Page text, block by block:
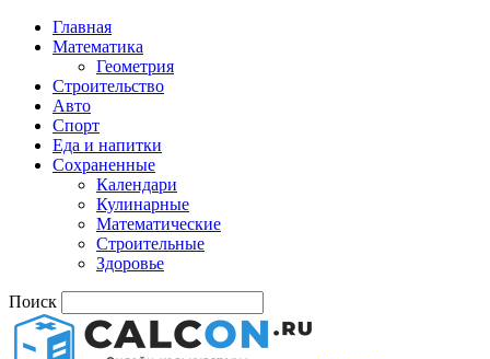
Главная
Математика
Геометрия
Строительство
Авто
Спорт
Еда и напитки
Сохраненные
Календари
Кулинарные
Математические
Строительные
Здоровье
Поиск